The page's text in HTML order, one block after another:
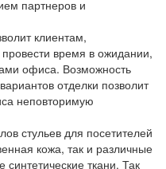
партнеров и
клиентам,
время в ожидании,
офиса. Возможность
отделки позволит
неповторимую
стульев для посетителей
кожа, так и различные
ткани. Так